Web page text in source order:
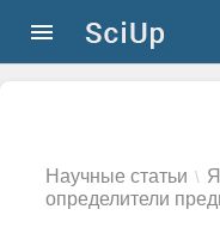
Научные статьи \
определители